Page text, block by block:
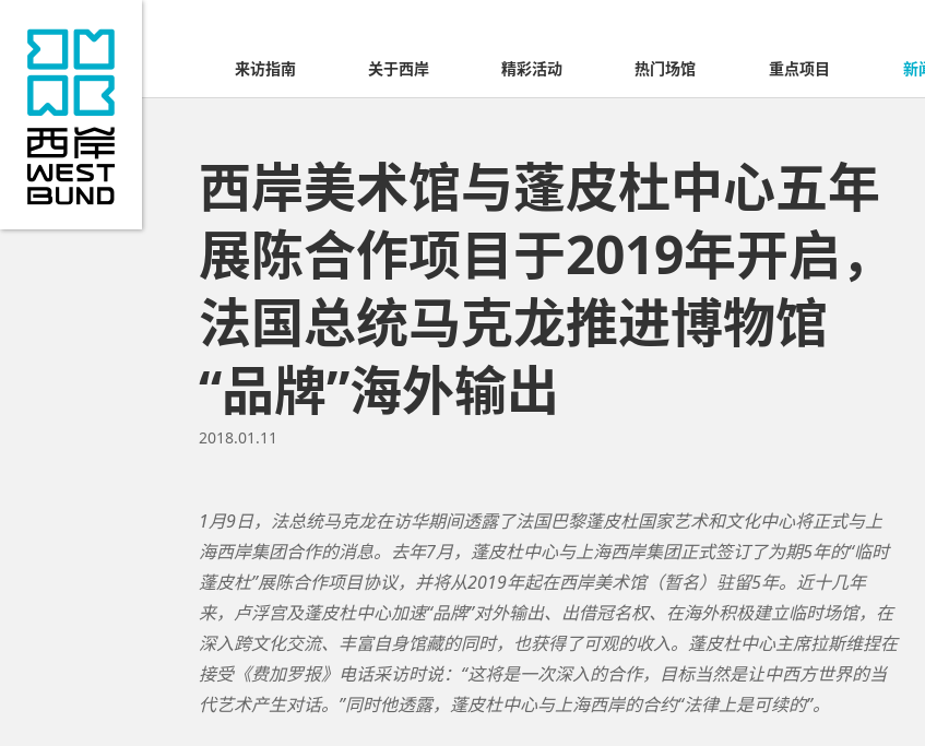
来访指南 关于西岸 精彩活动 热门场馆 重点项目 新
西岸美术馆与蓬皮杜中心五年
展陈合作项目于2019年开启，
法国总统马克龙推进博物馆
“品牌”海外输出
2018.01.11
1月9日，法总统马克龙在访华期间透露了法国巴黎蓬皮杜国家艺术和文化中心将正式与上
海西岸集团合作的消息。去年7月，蓬皮杜中心与上海西岸集团正式签订了为期5年的“临时
蓬皮杜”展陈合作项目协议，并将从2019年起在西岸美术馆（暂名）驻留5年。近十几年
来，卢浮宫及蓬皮杜中心加速“品牌”对外输出、出借冠名权、在海外积极建立临时场馆，在
深入跨文化交流、丰富自身馆藏的同时，也获得了可观的收入。蓬皮杜中心主席拉斯维捏在
接受《费加罗报》电话采访时说：“这将是一次深入的合作，目标当然是让中西方世界的当
代艺术产生对话。”同时他透露，蓬皮杜中心与上海西岸的合约“法律上是可续的”。